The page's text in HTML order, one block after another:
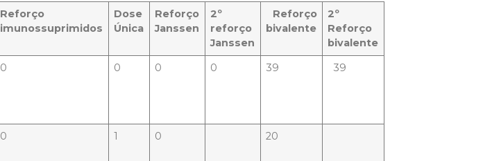
Reforço
imunossuprimidos
Dose
Única
Reforço
Janssen
2º
reforço
Janssen
Reforço
bivalente
2º
Reforço
bivalente
0 0 0 0 39 39
0 1 0 20